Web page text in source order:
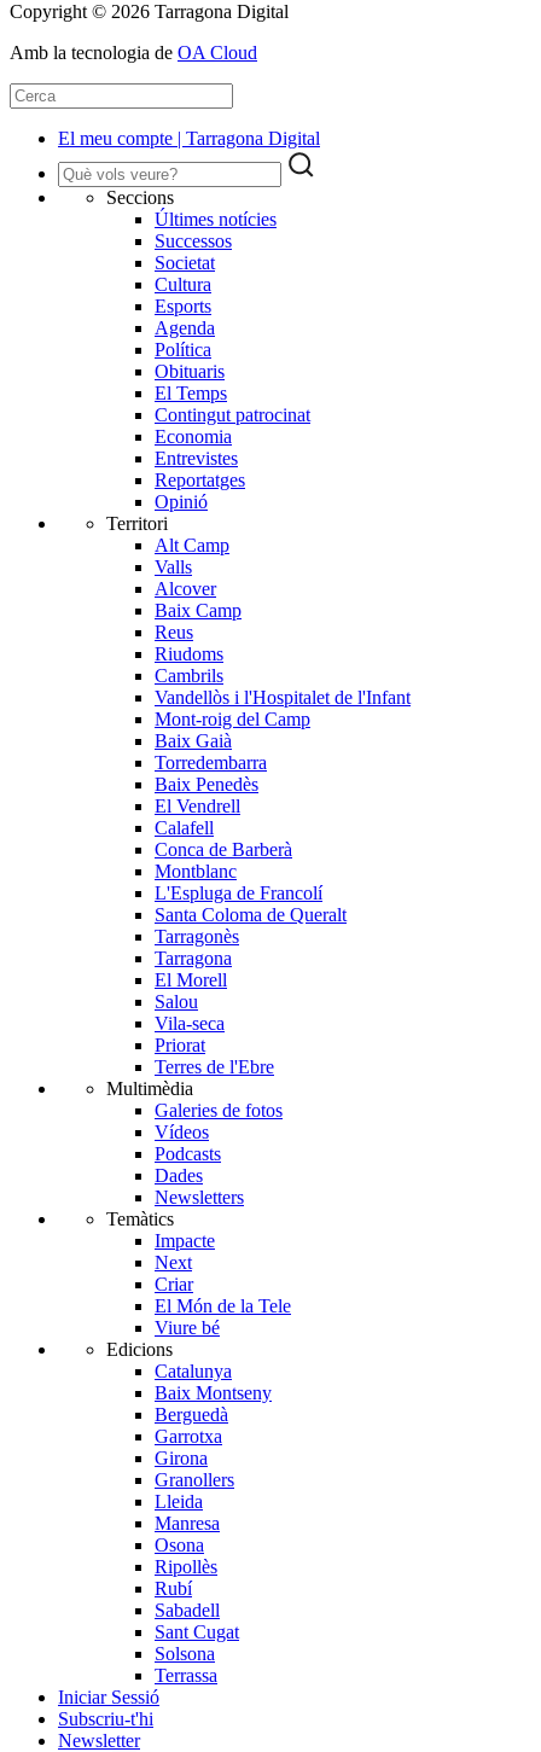
Copyright © 2026 Tarragona Digital
Amb la tecnologia de OA Cloud
El meu compte | Tarragona Digital
Seccions
Últimes notícies
Successos
Societat
Cultura
Esports
Agenda
Política
Obituaris
El Temps
Contingut patrocinat
Economia
Entrevistes
Reportatges
Opinió
Territori
Alt Camp
Valls
Alcover
Baix Camp
Reus
Riudoms
Cambrils
Vandellòs i l'Hospitalet de l'Infant
Mont-roig del Camp
Baix Gaià
Torredembarra
Baix Penedès
El Vendrell
Calafell
Conca de Barberà
Montblanc
L'Espluga de Francolí
Santa Coloma de Queralt
Tarragonès
Tarragona
El Morell
Salou
Vila-seca
Priorat
Terres de l'Ebre
Multimèdia
Galeries de fotos
Vídeos
Podcasts
Dades
Newsletters
Temàtics
Impacte
Next
Criar
El Món de la Tele
Viure bé
Edicions
Catalunya
Baix Montseny
Berguedà
Garrotxa
Girona
Granollers
Lleida
Manresa
Osona
Ripollès
Rubí
Sabadell
Sant Cugat
Solsona
Terrassa
Iniciar Sessió
Subscriu-t'hi
Newsletter